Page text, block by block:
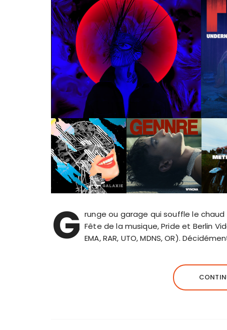
G runge ou garage qui souffle le
Fête de la musique, Pride et Berlin
EMA, RAR, UTO, MDNS, OR).